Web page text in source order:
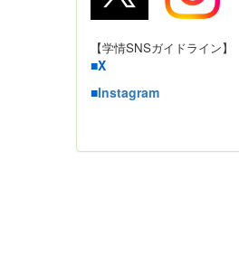
【学情SNSガイドライン】
■X
■Instagram